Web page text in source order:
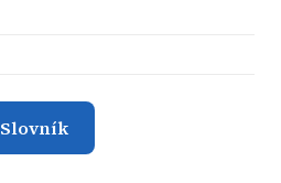
Slovník